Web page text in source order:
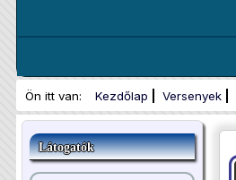
Ön itt van: Kezdőlap Versenyek
Látogatók